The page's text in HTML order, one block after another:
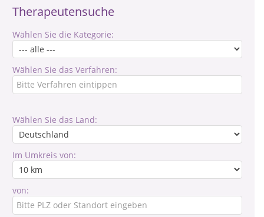
Therapeutensuche
Wählen Sie die Kategorie:
Wählen Sie das Verfahren:
Wählen Sie das Land:
Im Umkreis von:
von: